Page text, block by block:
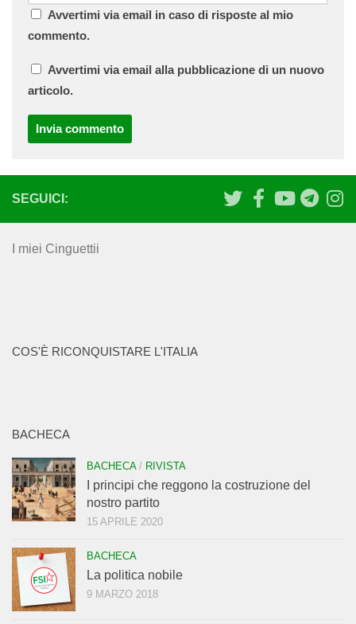
Avvertimi via email in caso di risposte al mio
commento.
Avvertimi via email alla pubblicazione di un nuovo
articolo.
SEGUICI:
I miei Cinguettii
COS'È RICONQUISTARE L'ITALIA
BACHECA
BACHECA/ RIVISTA
I principi che reggono la costruzione del
nostro partito
15 APRILE 2020
BACHECA
La politica nobile
9 MARZO 2018